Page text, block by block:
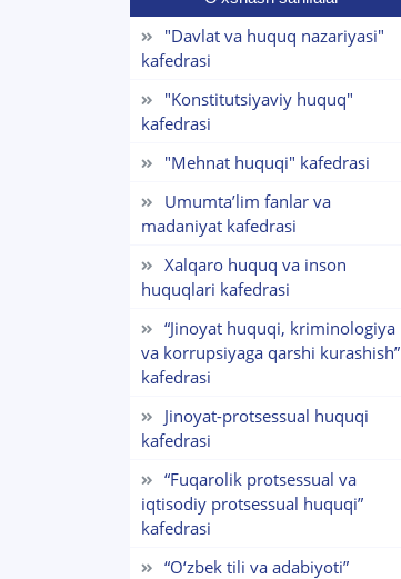
"Davlat va huquq nazariyasi"
kafedrasi
"Konstitutsiyaviy huquq"
kafedrasi
"Mehnat huquqi" kafedrasi
Umumta’lim fanlar va
madaniyat kafedrasi
Xalqaro huquq va inson
huquqlari kafedrasi
“Jinoyat huquqi, kriminologiya
va korrupsiyaga qarshi kurashish”
kafedrasi
Jinoyat-protsessual huquqi
kafedrasi
“Fuqarolik protsessual va
iqtisodiy protsessual huquqi”
kafedrasi
“O‘zbek tili va adabiyoti”